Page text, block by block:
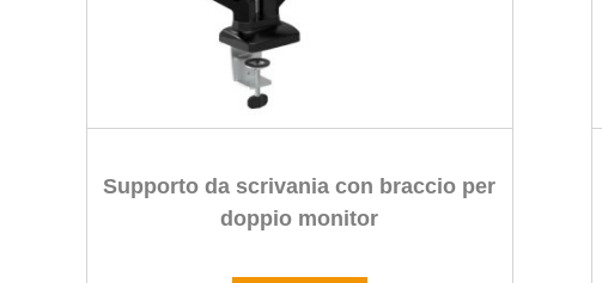
Supporto da scrivania con braccio per
doppio monitor